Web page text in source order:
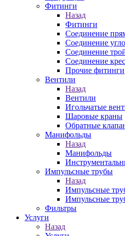
Фитинги
Назад
Фитинги
Соединение
Соединение
Соединение
Соединение
Прочие фитинги
Вентили
Назад
Вентили
Игольчатые
Шаровые краны
Обратные
Манифольды
Назад
Манифольды
Импульсные трубы
Назад
Импульсные
Импульсные
Фильтры
Услуги
Назад